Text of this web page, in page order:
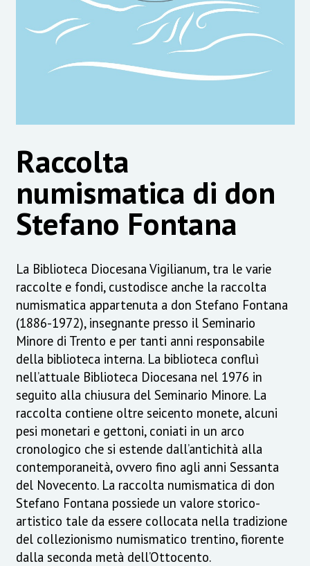
Raccolta
numismatica di don
Stefano Fontana
La Biblioteca Diocesana Vigilianum, tra le varie
raccolte e fondi, custodisce anche la raccolta
numismatica appartenuta a don Stefano Fontana
(1886-1972), insegnante presso il Seminario
Minore di Trento e per tanti anni responsabile
della biblioteca interna. La biblioteca confluì
nell’attuale Biblioteca Diocesana nel 1976 in
seguito alla chiusura del Seminario Minore. La
raccolta contiene oltre seicento monete, alcuni
pesi monetari e gettoni, coniati in un arco
cronologico che si estende dall’antichità alla
contemporaneità, ovvero fino agli anni Sessanta
del Novecento. La raccolta numismatica di don
Stefano Fontana possiede un valore storico-
artistico tale da essere collocata nella tradizione
del collezionismo numismatico trentino, fiorente
dalla seconda metà dell’Ottocento.